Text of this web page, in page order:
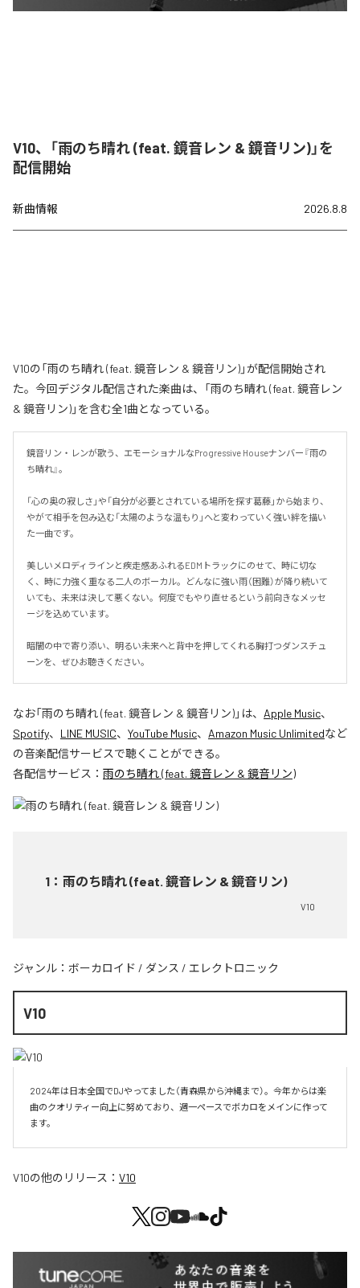
V10、「雨のち晴れ (feat. 鏡音レン & 鏡音リン)」を
配信開始
新曲情報 2026.8.8
V10の「雨のち晴れ (feat. 鏡音レン & 鏡音リン)」が配信開始され
た。今回デジタル配信された楽曲は、「雨のち晴れ (feat. 鏡音レン
& 鏡音リン)」を含む全1曲となっている。
鏡音リン・レンが歌う、エモーショナルなProgressive Houseナンバー『雨の
ち晴れ』。
「心の奥の寂しさ」や「自分が必要とされている場所を探す葛藤」から始まり、
やがて相手を包み込む「太陽のような温もり」へと変わっていく強い絆を描い
た一曲です。
美しいメロディラインと疾走感あふれるEDMトラックにのせて、時に切な
く、時に力強く重なる二人のボーカル。どんなに強い雨（困難）が降り続いて
いても、未来は決して悪くない。何度でもやり直せるという前向きなメッセ
ージを込めています。
暗闇の中で寄り添い、明るい未来へと背中を押してくれる胸打つダンスチュ
ーンを、ぜひお聴きください。
なお「雨のち晴れ (feat. 鏡音レン & 鏡音リン)」は、 Apple Music、
Spotify、 LINE MUSIC、 YouTube Music、 Amazon Music Unlimitedなど
の音楽配信サービスで聴くことができる。
各配信サービス： 雨のち晴れ (feat. 鏡音レン & 鏡音リン)
1 ： 雨のち晴れ (feat. 鏡音レン & 鏡音リン)
V10
ジャンル： ボーカロイド / ダンス / エレクトロニック
V10
2024年は日本全国でDJやってました（青森県から沖縄まで）。今年からは楽
曲のクオリティー向上に努めており、週一ペースでボカロをメインに作って
V10の他のリリース： V10